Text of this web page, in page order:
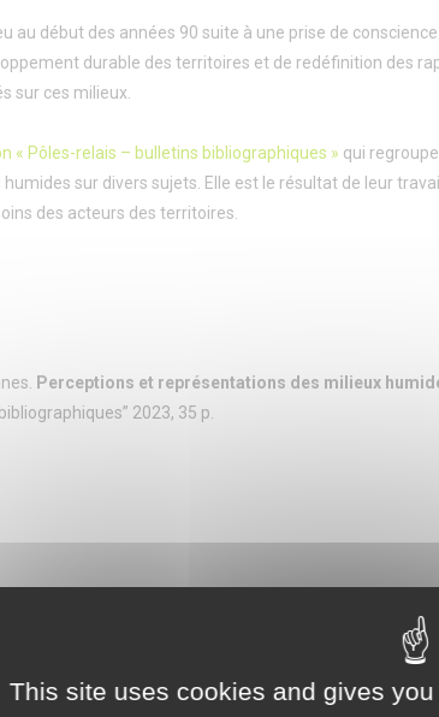
au début des années 90 suite à une prise de
durable des territoires et de redéfinition des
sur ces milieux.
« Pôles-relais – bulletins bibliographiques » qui
sur divers sujets. Elle est le résultat de leur
des acteurs des territoires.
Perceptions et représentations des milieux
2023, 35 p.
relais – bulletins bibliographiques »
This site uses cookies and gives